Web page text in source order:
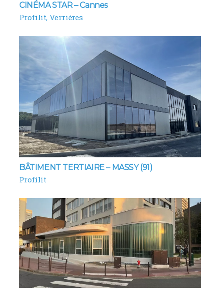
CINÉMA STAR – Cannes
Profilit Verrières
BÂTIMENT TERTIAIRE – MASSY (91)
Profilit